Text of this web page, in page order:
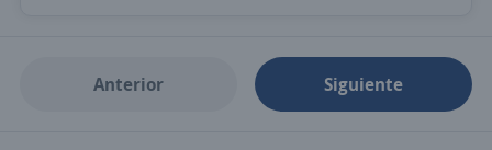
Anterior Siguiente